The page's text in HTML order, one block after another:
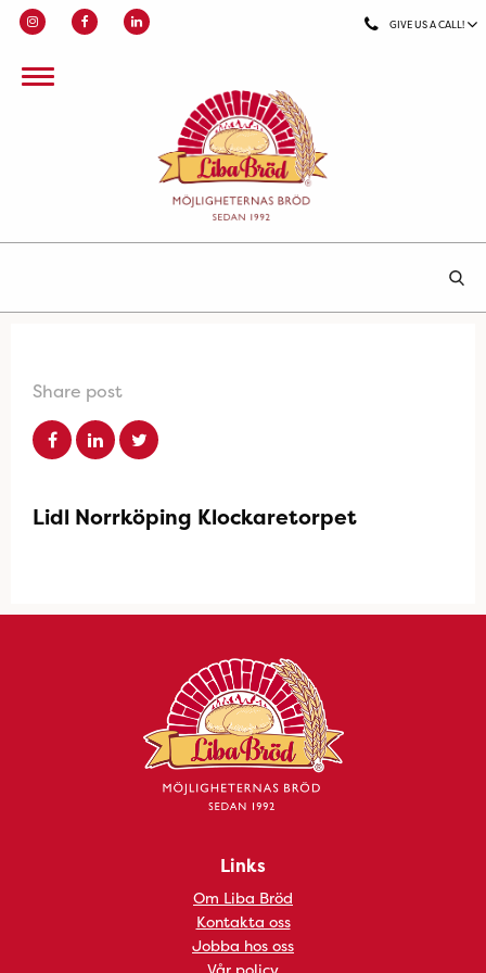
GIVE US A CALL!
Share post
Lidl Norrköping Klockaretorpet
Links
Om Liba Bröd
Kontakta oss
Jobba hos oss